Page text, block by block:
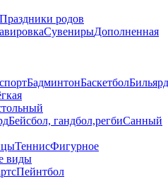
Праздники родов
СувенирыДополненная
БадминтонБаскетболБильярд
Бейсбол, гандбол,регбиСанный
ТеннисФигурное
виды
Пейнтбол